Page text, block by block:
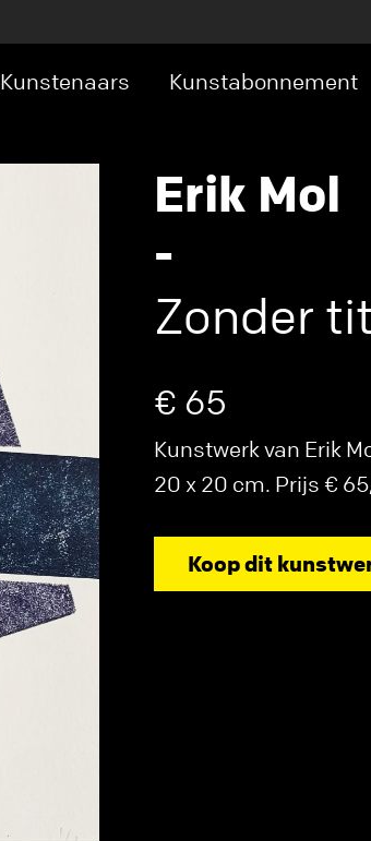
Kunstenaars Kunstabonnement
Erik Mol
-
Zonder
€ 65
Kunstwerk van Erik
20 x 20 cm. Prijs €
Koop dit